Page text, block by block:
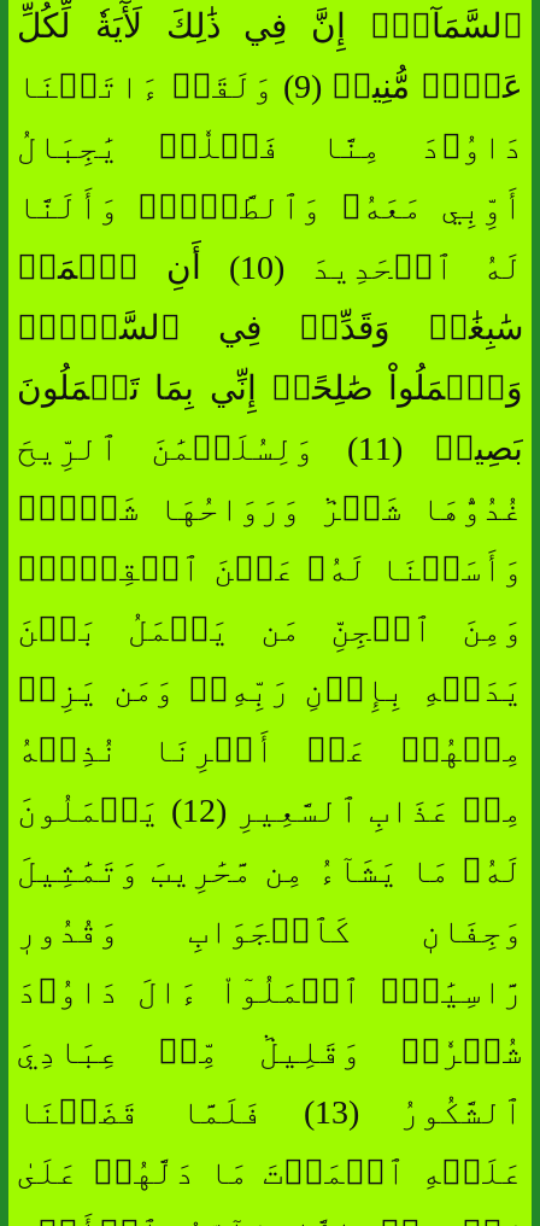
ٱلسَّمَآءِۚ إِنَّ فِي ذَٰلِكَ لَأٓيَةٗ لِّكُلِّ
عَبۡدٖ مُّنِيبٖ (9) وَلَقَدۡ ءَاتَيۡنَا
دَاوُۥدَ مِنَّا فَضۡلٗاۖ يَٰجِبَالُ
أَوِّبِي مَعَهُۥ وَٱلطَّيۡرَۖ وَأَلَنَّا
لَهُ ٱلۡحَدِيدَ (10) أَنِ ٱعۡمَلۡ
سَٰبِغَٰتٖ وَقَدِّرۡ فِي ٱلسَّرۡدِۖ
وَٱعۡمَلُواْ صَٰلِحًاۖ إِنِّي بِمَا تَعۡمَلُونَ
بَصِيرٞ (11) وَلِسُلَيۡمَٰنَ ٱلرِّيحَ
غُدُوُّهَا شَهۡرٞ وَرَوَاحُهَا شَهۡرٞۖ
وَأَسَلۡنَا لَهُۥ عَيۡنَ ٱلۡقِطۡرِۖ
وَمِنَ ٱلۡجِنِّ مَن يَعۡمَلُ بَيۡنَ
يَدَيۡهِ بِإِذۡنِ رَبِّهِۦۖ وَمَن يَزِغۡ
مِنۡهُمۡ عَنۡ أَمۡرِنَا نُذِقۡهُ
مِنۡ عَذَابِ ٱلسَّعِيرِ (12) يَعۡمَلُونَ
لَهُۥ مَا يَشَآءُ مِن مَّحَٰرِيبَ وَتَمَٰثِيلَ
وَجِفَانٖ كَٱلۡجَوَابِ وَقُدُورٖ
رَّاسِيَٰتٍۚ ٱعۡمَلُوٓاْ ءَالَ دَاوُۥدَ
شُكۡرٗاۚ وَقَلِيلٞ مِّنۡ عِبَادِيَ
ٱلشَّكُورُ (13) فَلَمَّا قَضَيۡنَا
عَلَيۡهِ ٱلۡمَوۡتَ مَا دَلَّهُمۡ عَلَىٰ